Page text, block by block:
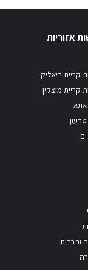
אזוריות
קריית ביאליק
קריית מוצקין
אתא
ותרבות